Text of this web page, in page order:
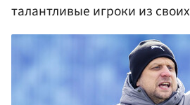
талантливые игроки из